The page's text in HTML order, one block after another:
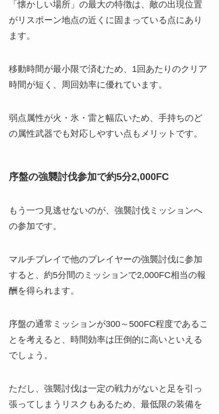
「懐かしい場所」の最大の特徴は、敵の出現位置
がリスポーン地点の近くに固まっている点にあり
ます。
移動時間が最小限で済むため、1回あたりのクリア
時間が短く、周回効率に優れています。
弱点属性が火・氷・雷と幅広いため、手持ちのど
の属性武器でも対応しやすい点もメリットです。
序盤の強襲討伐参加で約5分2,000FC
もう一つ見逃せないのが、強襲討伐ミッションへ
の参加です。
マルチプレイで他のプレイヤーの強襲討伐に参加
すると、約5分間のミッションで2,000FC相当の報
酬を得られます。
序盤の通常ミッションが300～500FC程度であるこ
とを考えると、時間効率は圧倒的に高いといえる
でしょう。
ただし、強襲討伐は一定の戦力がないと足を引っ
張ってしまうリスクもあるため、最低限の装備を